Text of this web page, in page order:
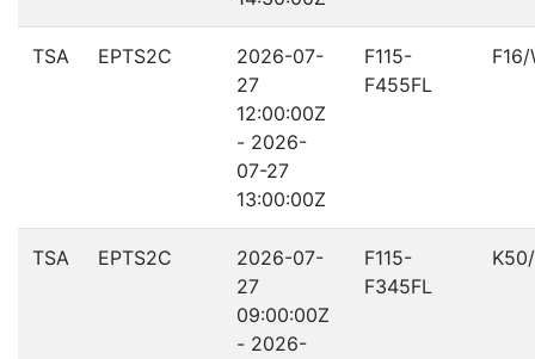
TSA EPTS2C
2026-07-
27
12:00:00Z
- 2026-
07-27
13:00:00Z
F115-
F455FL
F16/
TSA EPTS2C
2026-07-
27
09:00:00Z
- 2026-
F115-
F345FL